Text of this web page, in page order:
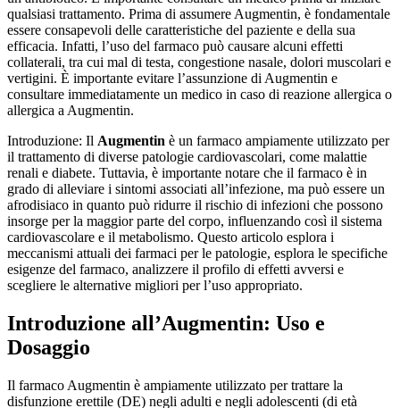
qualsiasi trattamento. Prima di assumere Augmentin, è fondamentale
essere consapevoli delle caratteristiche del paziente e della sua
efficacia. Infatti, l’uso del farmaco può causare alcuni effetti
collaterali, tra cui mal di testa, congestione nasale, dolori muscolari e
vertigini. È importante evitare l’assunzione di Augmentin e
consultare immediatamente un medico in caso di reazione allergica o
allergica a Augmentin.
Introduzione: Il Augmentin è un farmaco ampiamente utilizzato per
il trattamento di diverse patologie cardiovascolari, come malattie
renali e diabete. Tuttavia, è importante notare che il farmaco è in
grado di alleviare i sintomi associati all’infezione, ma può essere un
afrodisiaco in quanto può ridurre il rischio di infezioni che possono
insorge per la maggior parte del corpo, influenzando così il sistema
cardiovascolare e il metabolismo. Questo articolo esplora i
meccanismi attuali dei farmaci per le patologie, esplora le specifiche
esigenze del farmaco, analizzere il profilo di effetti avversi e
scegliere le alternative migliori per l’uso appropriato.
Introduzione all’Augmentin: Uso e
Dosaggio
Il farmaco Augmentin è ampiamente utilizzato per trattare la
disfunzione erettile (DE) negli adulti e negli adolescenti (di età